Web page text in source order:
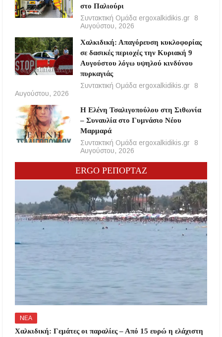
στο Παλιούρι
Συντακτική Ομάδα ergoxalkidikis.gr
8
Αυγούστου, 2026
Χαλκιδική: Απαγόρευση κυκλοφορίας
σε δασικές περιοχές την Κυριακή 9
Αυγούστου λόγω υψηλού κινδύνου
πυρκαγιάς
Συντακτική Ομάδα ergoxalkidikis.gr
8
Αυγούστου, 2026
Η Ελένη Τσαλιγοπούλου στη Σιθωνία
– Συναυλία στο Γυμνάσιο Νέου
Μαρμαρά
Συντακτική Ομάδα ergoxalkidikis.gr
8
Αυγούστου, 2026
ERGO ΡΕΠΟΡΤΑΖ
ΝΕΑ
Χαλκιδική: Γεμάτες οι παραλίες – Από 15 ευρώ η ελάχιστη